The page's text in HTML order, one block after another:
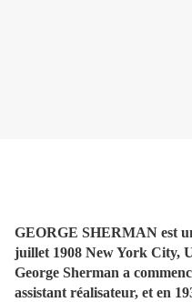
GEORGE SHERMAN est
juillet 1908 New York City,
George Sherman a
assistant réalisateur, et en